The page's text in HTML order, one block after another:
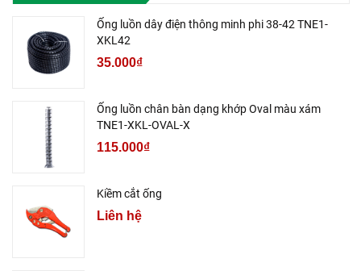
Ống luồn dây điện thông minh phi 38-42 TNE1-
XKL42
35.000₫
Ống luồn chân bàn dạng khớp Oval màu xám
TNE1-XKL-OVAL-X
115.000₫
Kiềm cắt ống
Liên hệ